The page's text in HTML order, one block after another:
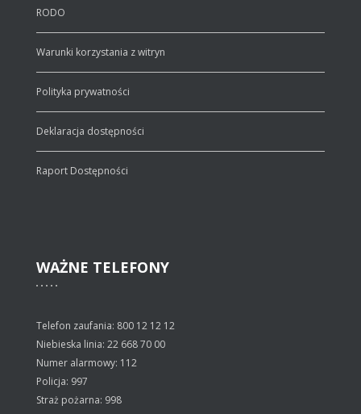
RODO
Warunki korzystania z witryn
Polityka prywatności
Deklaracja dostępności
Raport Dostępności
WAŻNE TELEFONY
Telefon zaufania: 800 12 12 12
Niebieska linia: 22 668 70 00
Numer alarmowy: 112
Policja: 997
Straż pożarna: 998